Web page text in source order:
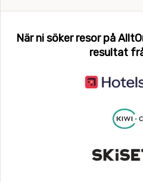
När ni söker resor på
resultat